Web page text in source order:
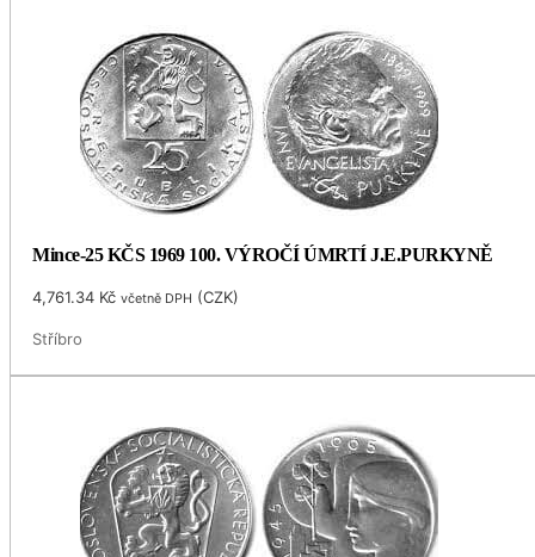
Mince-25 KČS 1969 100. VÝROČÍ ÚMRTÍ J.E.PURKYNĚ
4,761.34 Kč včetně DPH (CZK)
Stříbro